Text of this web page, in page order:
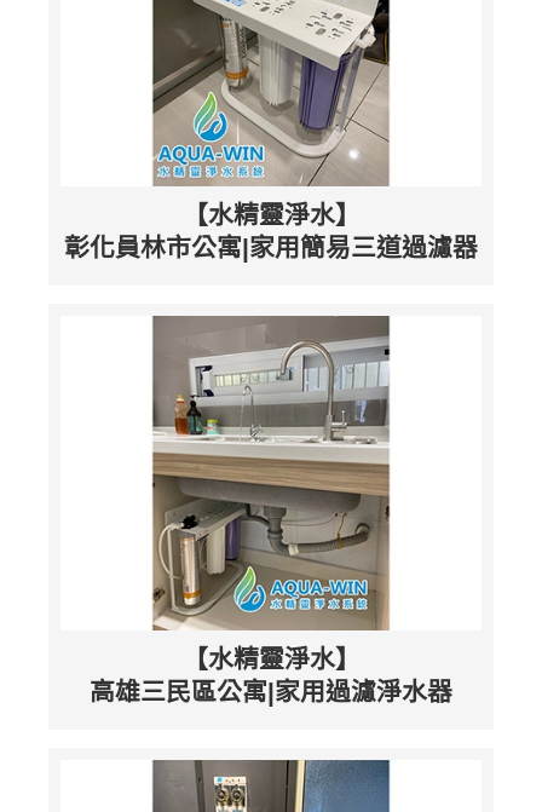
【水精靈淨水】
彰化員林市公寓|家用簡易三道過濾器
【水精靈淨水】
高雄三民區公寓|家用過濾淨水器